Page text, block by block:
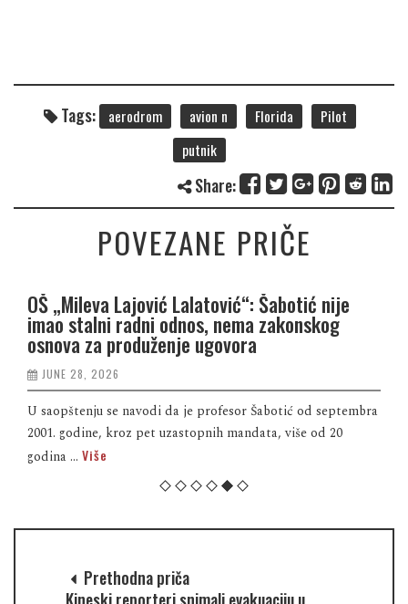
Tags: aerodrom avion n Florida
Pilot
putnik
Share:
POVEZANE PRIČE
OŠ „Mileva Lajović Lalatović“: Šabotić nije
imao stalni radni odnos, nema zakonskog
osnova za produženje ugovora
JUNE 28, 2026
U saopštenju se navodi da je profesor Šabotić od septembra
2001. godine, kroz pet uzastopnih mandata, više od 20
godina ... Više
Prethodna priča